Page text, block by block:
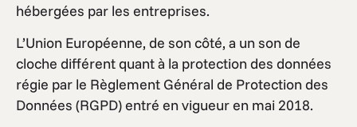
hébergées par les entreprises.
L’Union Européenne, de son côté, a un son de
cloche différent quant à la protection des données
régie par le Règlement Général de Protection des
Données (RGPD) entré en vigueur en mai 2018.